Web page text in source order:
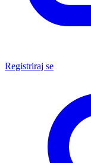
Registriraj se